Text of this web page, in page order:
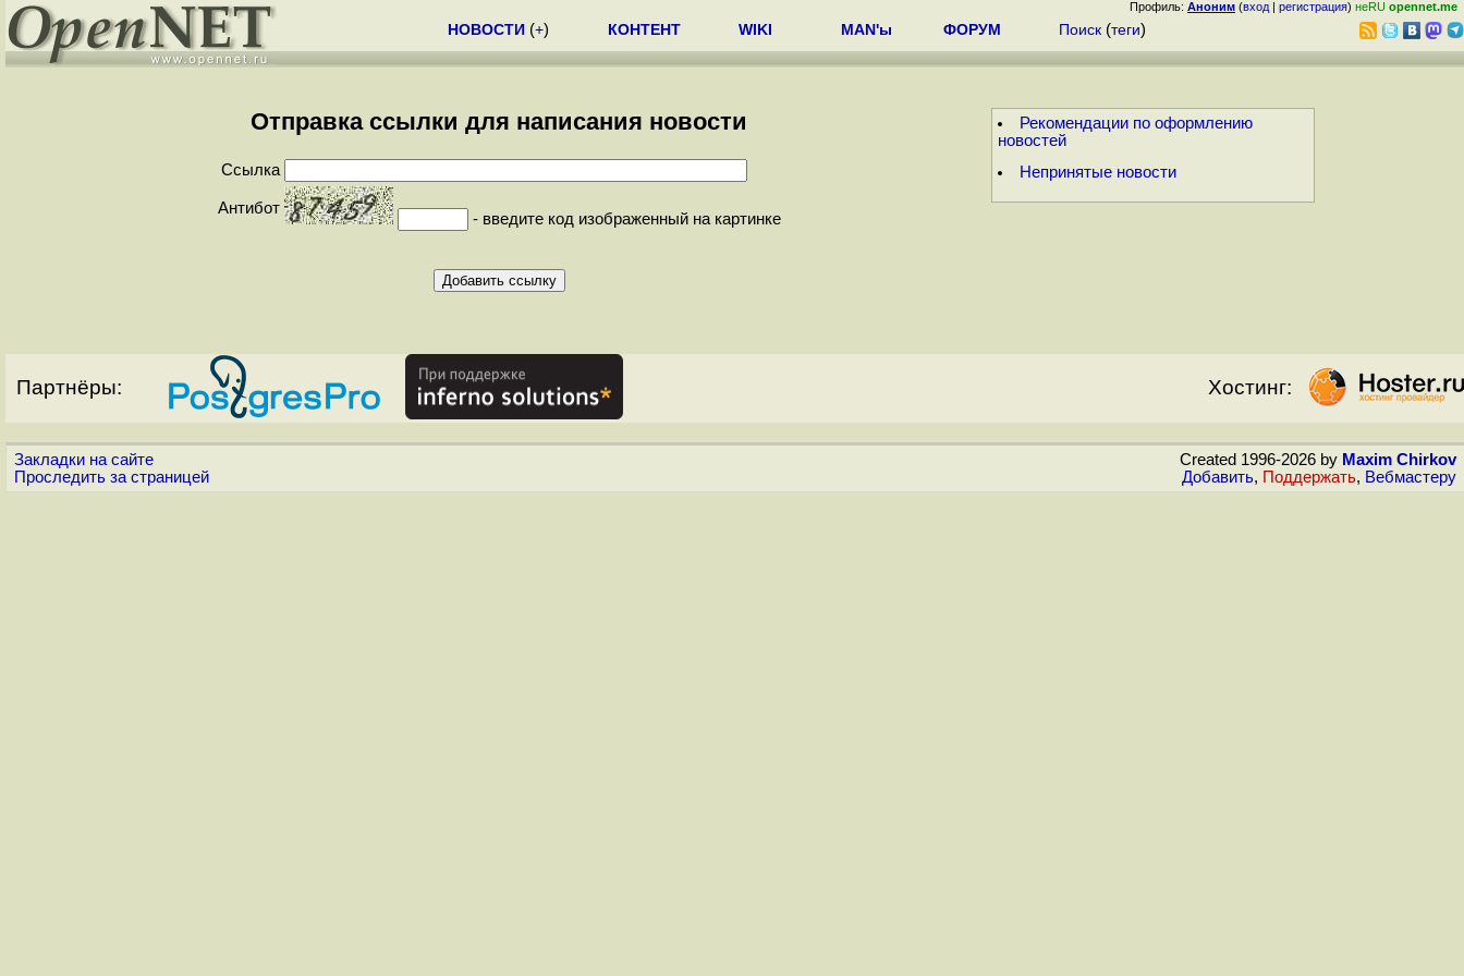
Профиль: Аноним (вход | регистрация) неRU opennet.me
НОВОСТИ (+) КОНТЕНТ WIKI MAN'ы ФОРУМ Поиск (теги)
Отправка ссылки для написания новости
Ссылка
Антибот
- введите код изображенный на картинке
Рекомендации по оформлению
новостей
Непринятые новости
Партнёры: Хостинг:
Закладки на сайте
Проследить за страницей
Created 1996-2026 by Maxim Chirkov
Добавить, Поддержать, Вебмастеру